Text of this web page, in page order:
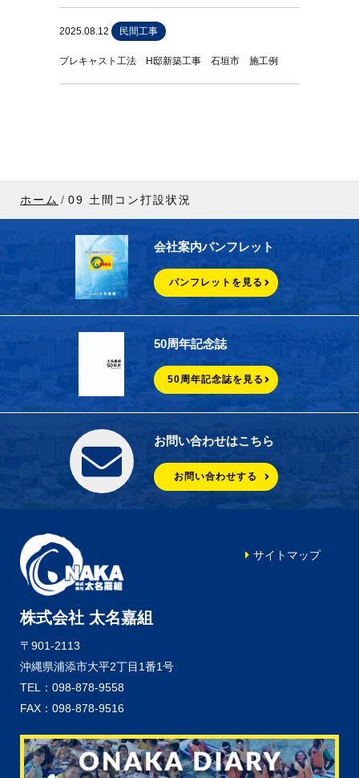
2025.08.12 民間工事
プレキャスト工法 H邸新築工事 石垣市 施工例
ホーム 09 土間コン打設状況
会社案内パンフレット
パンフレットを見る
50周年記念誌
50周年記念誌を見る
お問い合わせはこちら
お問い合わせする
株式会社 太名嘉組
〒901-2113
沖縄県浦添市大平2丁目1番1号
TEL：098-878-9558
FAX：098-878-9516
サイトマップ